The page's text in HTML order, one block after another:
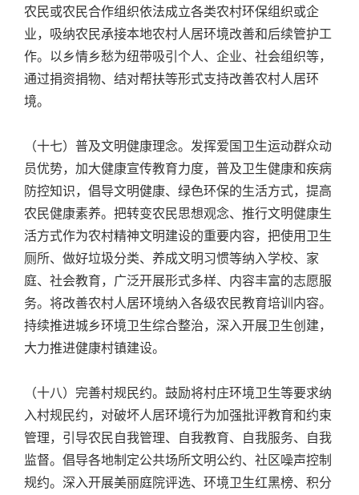
农民或农民合作组织依法成立各类农村环保组织或企
业，吸纳农民承接本地农村人居环境改善和后续管护工
作。以乡情乡愁为纽带吸引个人、企业、社会组织等，
通过捐资捐物、结对帮扶等形式支持改善农村人居环
境。
（十七）普及文明健康理念。发挥爱国卫生运动群众动
员优势，加大健康宣传教育力度，普及卫生健康和疾病
防控知识，倡导文明健康、绿色环保的生活方式，提高
农民健康素养。把转变农民思想观念、推行文明健康生
活方式作为农村精神文明建设的重要内容，把使用卫生
厕所、做好垃圾分类、养成文明习惯等纳入学校、家
庭、社会教育，广泛开展形式多样、内容丰富的志愿服
务。将改善农村人居环境纳入各级农民教育培训内容。
持续推进城乡环境卫生综合整治，深入开展卫生创建，
大力推进健康村镇建设。
（十八）完善村规民约。鼓励将村庄环境卫生等要求纳
入村规民约，对破坏人居环境行为加强批评教育和约束
管理，引导农民自我管理、自我教育、自我服务、自我
监督。倡导各地制定公共场所文明公约、社区噪声控制
规约。深入开展美丽庭院评选、环境卫生红黑榜、积分